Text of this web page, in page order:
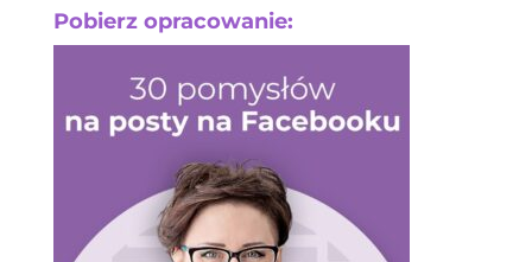
Pobierz opracowanie: